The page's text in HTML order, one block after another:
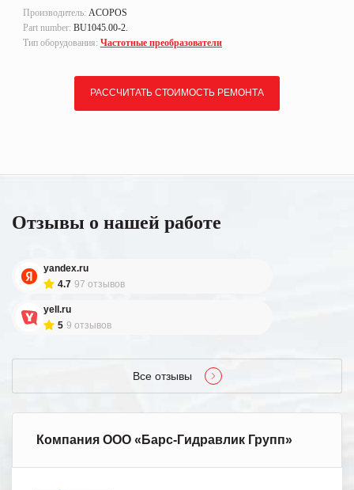
Производитель: ACOPOS
Part number: BU1045.00-2.
Тип оборудования: Частотные преобразователи
РАССЧИТАТЬ СТОИМОСТЬ РЕМОНТА
Отзывы о нашей работе
yandex.ru
4.7 97 отзывов
yell.ru
5 9 отзывов
Все отзывы
Компания ООО «Барс-Гидравлик Групп»